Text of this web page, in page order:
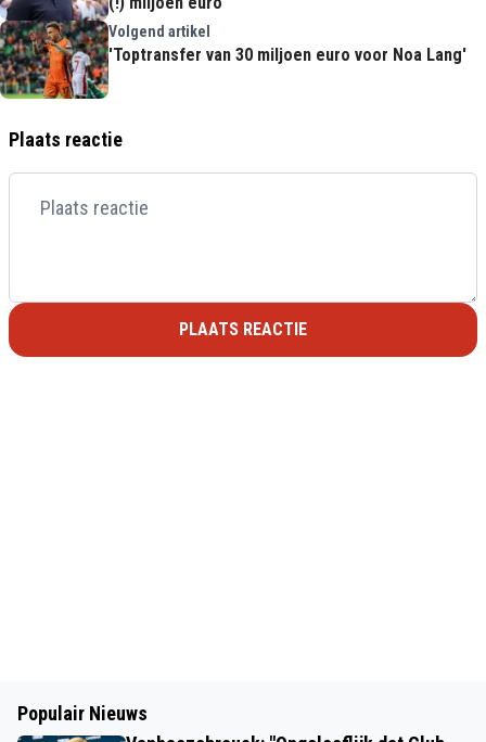
Volgend artikel
'Toptransfer van 30 miljoen euro voor Noa Lang'
Plaats reactie
PLAATS REACTIE
Populair Nieuws